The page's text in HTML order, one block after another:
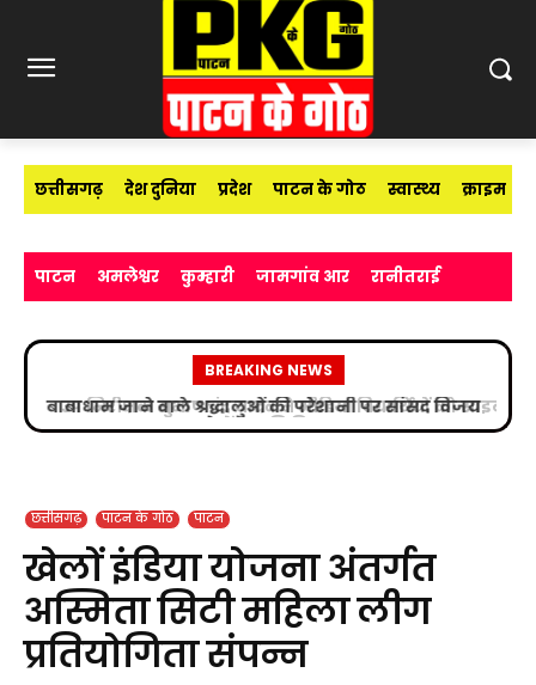
छत्तीसगढ़ देश दुनिया प्रदेश पाटन के गोठ स्वास्थ्य क्राइम
पाटन अमलेश्वर कुम्हारी जामगांव आर रानीतराई
BREAKING NEWS
उप निरीक्षक सुभाष चंद्र यादव ने मीडिया विद्यार्थियों को साइबर
अपराधों के प्रति किया जागरूक
छत्तीसगढ़ पाटन के गोठ पाटन
खेलों इंडिया योजना अंतर्गत
अस्मिता सिटी महिला लीग
प्रतियोगिता संपन्न